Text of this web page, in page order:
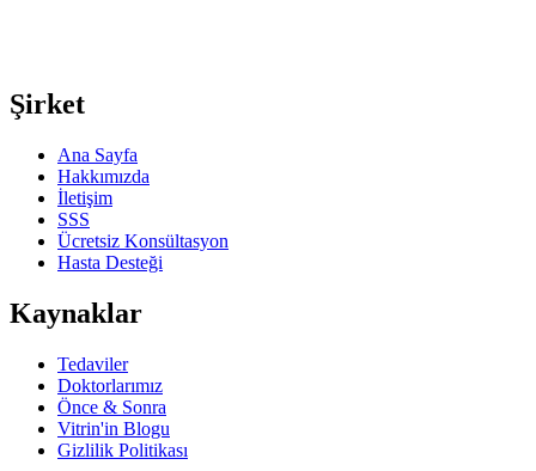
Şirket
Ana Sayfa
Hakkımızda
İletişim
SSS
Ücretsiz Konsültasyon
Hasta Desteği
Kaynaklar
Tedaviler
Doktorlarımız
Önce & Sonra
Vitrin'in Blogu
Gizlilik Politikası